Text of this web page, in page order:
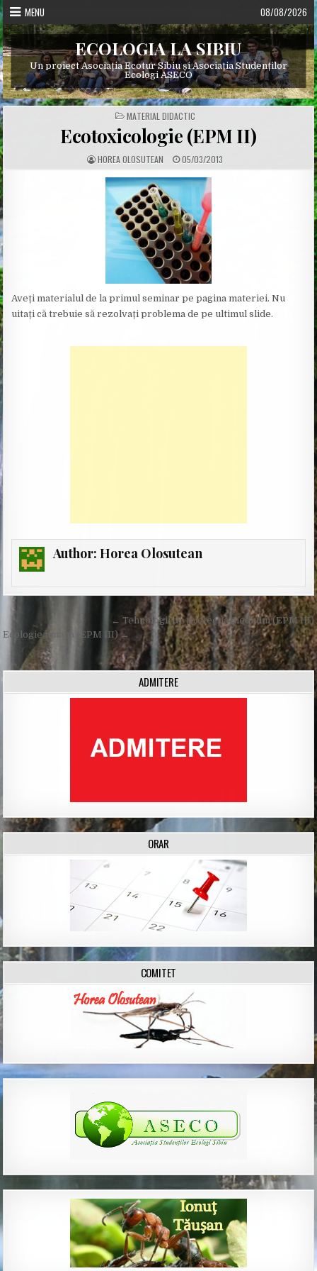
Skip
to
content
MENU 08/08/2026
ECOLOGIA LA SIBIU
Un proiect Asociația Ecotur Sibiu și Asociația Studenților
Ecologi ASECO
POSTED
IN
MATERIAL DIDACTIC
Ecotoxicologie (EPM II)
A
U
HOREA OLOSUTEAN P
U
B
L
S
H
E
D
D
A
T
E
:
05/03/2013
Aveți materialul de la primul seminar pe pagina materiei. Nu
uitați că trebuie să rezolvați problema de pe ultimul slide.
Author: Horea Olosutean
Post
navigation
← Tehnologii de protecția mediului (EPM III)
Ecologie umană (EPM III) →
ADMITERE
ORAR
COMITET